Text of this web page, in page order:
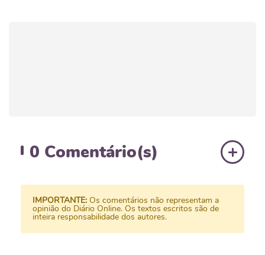
0 Comentário(s)
IMPORTANTE: Os comentários não representam a
opinião do Diário Online. Os textos escritos são de
inteira responsabilidade dos autores.